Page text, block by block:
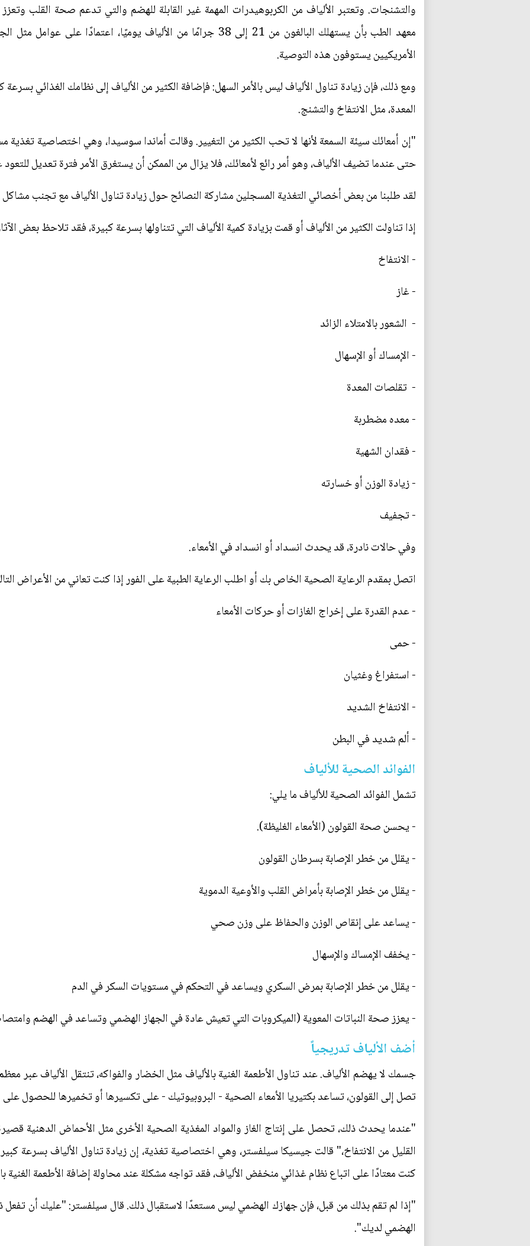
والتشنجات. وتعتبر الألياف من الكربوهيدرات المهمة غير القابلة للهضم والتي تدعم صحة القلب
الأمريكيين يستوفون هذه التوصية.
ومع ذلك، فإن زيادة تناول الألياف ليس بالأمر السهل: فإضافة الكثير من الألياف إلى نظامك الغذائي
المعدة، مثل الانتفاخ والتشنج.
"إن أمعائك سيئة السمعة لأنها لا تحب الكثير من التغيير. وقالت أماندا سوسيدا، وهي اختصاصية
حتى عندما تضيف الألياف، وهو أمر رائع لأمعائك، فلا يزال من الممكن أن يستغرق الأمر فترة تعديل
لقد طلبنا من بعض أخصائي التغذية المسجلين مشاركة النصائح حول زيادة تناول الألياف مع تجنب
إذا تناولت الكثير من الألياف أو قمت بزيادة كمية الألياف التي تتناولها بسرعة كبيرة، فقد تلاحظ بعض
- الانتفاخ
- غاز
- الشعور بالامتلاء الزائد
- الإمساك أو الإسهال
- تقلصات المعدة
- معده مضطربة
- فقدان الشهية
- زيادة الوزن أو خسارته
- تجفيف
وفي حالات نادرة، قد يحدث انسداد أو انسداد في الأمعاء.
اتصل بمقدم الرعاية الصحية الخاص بك أو اطلب الرعاية الطبية على الفور إذا كنت تعاني من الأعراض
- عدم القدرة على إخراج الغازات أو حركات الأمعاء
- حمى
- استفراغ وغثيان
- الانتفاخ الشديد
- ألم شديد في البطن
الفوائد الصحية للألياف
تشمل الفوائد الصحية للألياف ما يلي:
- يحسن صحة القولون (الأمعاء الغليظة).
- يقلل من خطر الإصابة بسرطان القولون
- يقلل من خطر الإصابة بأمراض القلب والأوعية الدموية
- يساعد على إنقاص الوزن والحفاظ على وزن صحي
- يخفف الإمساك والإسهال
- يقلل من خطر الإصابة بمرض السكري ويساعد في التحكم في مستويات السكر في الدم
- يعزز صحة النباتات المعوية (الميكروبات التي تعيش عادة في الجهاز الهضمي وتساعد في الهضم
أضف الألياف تدريجياً
جسمك لا يهضم الألياف. عند تناول الأطعمة الغنية بالألياف مثل الخضار والفواكه، تنتقل الألياف عبر
تصل إلى القولون، تساعد بكتيريا الأمعاء الصحية - البروبيوتيك - على تكسيرها أو تخميرها للحصول على
"عندما يحدث ذلك، تحصل على إنتاج الغاز والمواد المغذية الصحية الأخرى مثل الأحماض الدهنية
القليل من الانتفاخ،" قالت جيسيكا سيلفستر، وهي اختصاصية تغذية، إن زيادة تناول الألياف بسرعة
كنت معتادًا على اتباع نظام غذائي منخفض الألياف، فقد تواجه مشكلة عند محاولة إضافة الأطعمة الغنية
"إذا لم تقم بذلك من قبل، فإن جهازك الهضمي ليس مستعدًا لاستقبال ذلك. قال سيلفستر: "عليك أن تفعل
الهضمي لديك".